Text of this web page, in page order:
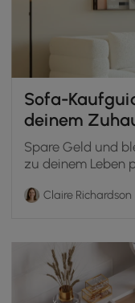
Sofa-
deinem
Spare Geld und
zu deinem Leben
Claire Richardson